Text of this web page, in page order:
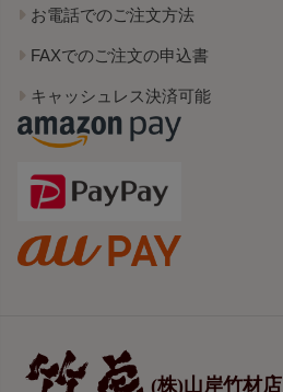
お電話でのご注文方法
FAXでのご注文の申込書
キャッシュレス決済可能
(株)山岸竹材店